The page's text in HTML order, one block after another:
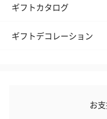
結婚祝い（御結婚御
結婚祝いちょい足しギ
ギフトカタログ
ギフトデコレーション
お